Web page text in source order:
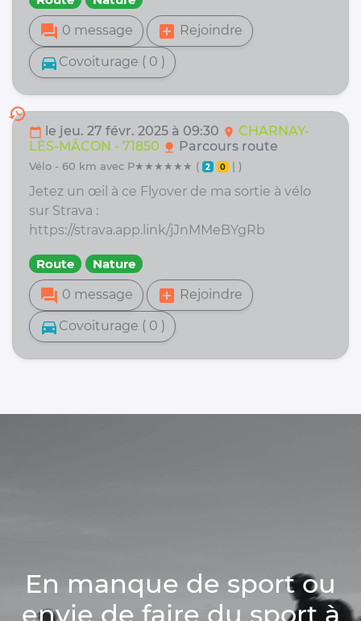
forum 0 message add_box Rejoindre
directions_car Covoiturage ( 0 )
history
calendar_today le jeu. 27 févr. 2025 à 09:30 location_on CHARNAY-
LÈS-MÂCON - 71850 nature Parcours route
vélo - 60 km avec P★★★★★★ ( 2 0 | )
Jetez un œil à ce Flyover de ma sortie à vélo
sur Strava :
https://strava.app.link/jJnMMeBYgRb
Route Nature
forum 0 message add_box Rejoindre
directions_car Covoiturage ( 0 )
En manque de sport ou
envie de faire du sport à